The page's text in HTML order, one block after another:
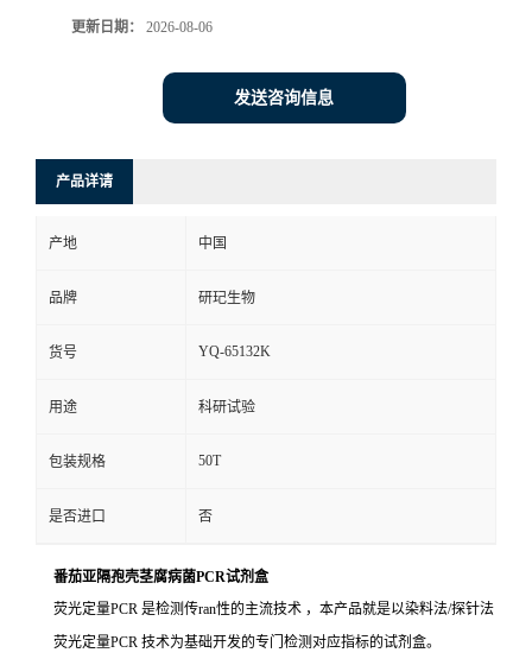
更新日期： 2026-08-06
发送咨询信息
产品详请
产地 中国
品牌 研玘生物
货号 YQ-65132K
用途 科研试验
包装规格 50T
是否进口 否
番茄亚隔孢壳茎腐病菌PCR试剂盒
荧光定量PCR 是检测传ran性的主流技术 ，本产品就是以染料法/探针法
荧光定量PCR 技术为基础开发的专门检测对应指标的试剂盒。